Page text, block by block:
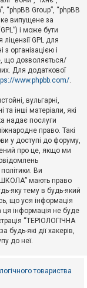
“phpBB Group”, “phpBB
випущене за
і може бути
GPL для
організацією і
що дозволяється/
Для додаткової
www.phpbb.com/.
вульгарні,
інші матеріали, які
надає послуги
право. Такі
у доступі до форуму,
про це, якщо ми
Ви
ШКОЛА” мають право
яку тему в будь-який
що уся інформація
ця інформація не буде
“ТЕРІОЛОГІЧНА
будь-які дії хакерів,
до неї.
товариства